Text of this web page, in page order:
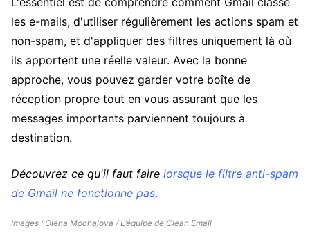
les e-mails, d'utiliser régulièrement les actions spam et
non-spam, et d'appliquer des filtres uniquement là où
ils apportent une réelle valeur. Avec la bonne
approche, vous pouvez garder votre boîte de
réception propre tout en vous assurant que les
messages importants parviennent toujours à
destination.
Découvrez ce qu'il faut faire lorsque le filtre anti-spam
de Gmail ne fonctionne pas.
Images : Olena Mochalova / L’équipe de Clean Email